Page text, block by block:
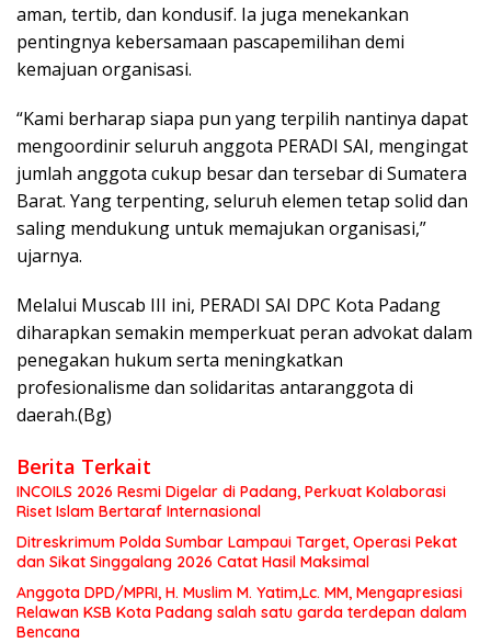
aman, tertib, dan kondusif. Ia juga menekankan
pentingnya kebersamaan pascapemilihan demi
kemajuan organisasi.
“Kami berharap siapa pun yang terpilih nantinya dapat
mengoordinir seluruh anggota PERADI SAI, mengingat
jumlah anggota cukup besar dan tersebar di Sumatera
Barat. Yang terpenting, seluruh elemen tetap solid dan
saling mendukung untuk memajukan organisasi,”
ujarnya.
Melalui Muscab III ini, PERADI SAI DPC Kota Padang
diharapkan semakin memperkuat peran advokat dalam
penegakan hukum serta meningkatkan
profesionalisme dan solidaritas antaranggota di
daerah.(Bg)
Berita Terkait
INCOILS 2026 Resmi Digelar di Padang, Perkuat Kolaborasi
Riset Islam Bertaraf Internasional
Ditreskrimum Polda Sumbar Lampaui Target, Operasi Pekat
dan Sikat Singgalang 2026 Catat Hasil Maksimal
Anggota DPD/MPRI, H. Muslim M. Yatim,Lc. MM, Mengapresiasi
Relawan KSB Kota Padang salah satu garda terdepan dalam
Bencana